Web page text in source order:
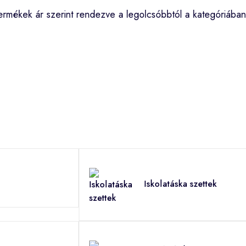
ár szerint rendezve a legolcsóbbtól a kategóriában
Iskolatáska szettek